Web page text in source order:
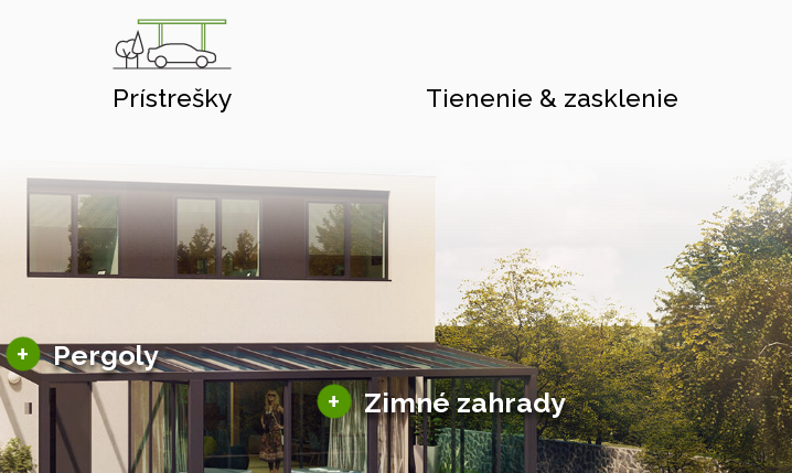
Prístrešky Tienenie & zasklenie
+ Pergoly
Hliníkové pergoly
Bioklimatické pergoly
Altány a zastrešenie
Solárne pergoly
+ Zimné zahrady
Sezónne zimné záhrady
Hliníkové zimné záhrady
Posuvné zimné záhrady